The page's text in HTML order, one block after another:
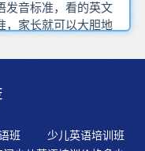
发音标准，看的英文
，家长就可以大胆地
高英语学习兴趣。不
的敏感性。现在的现
一个个字母的代号。
教,个性化辅导;寓教于
班
少儿英语培训班